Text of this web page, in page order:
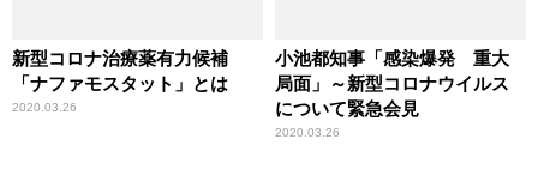
新型コロナ治療薬有力候補
「ナファモスタット」とは
2020.03.26
小池都知事「感染爆発 重大
局面」～新型コロナウイルス
について緊急会見
2020.03.26